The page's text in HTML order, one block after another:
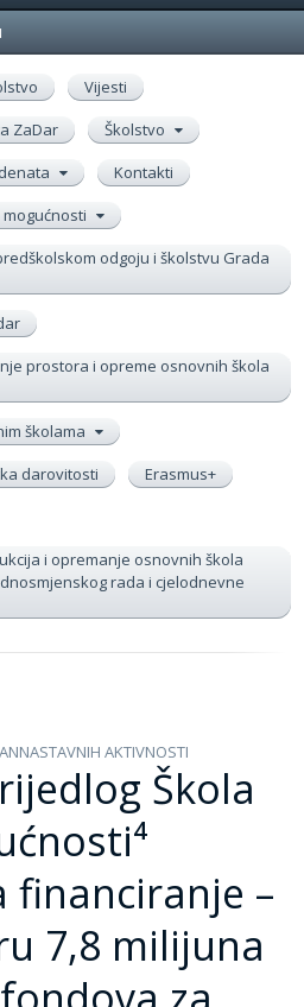
Vijesti
ZaDar
Školstvo
Kontakti
mogućnosti
odgoju i školstvu Grada
prostora i opreme osnovnih škola
školama
darovitosti
Erasmus+
i opremanje osnovnih škola
rada i cjelodnevne
AKTIVNOSTI
Škola
financiranje –
7,8 milijuna